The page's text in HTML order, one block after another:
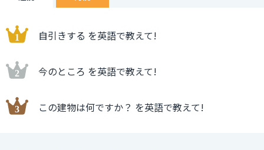
自引きする を英語で教えて!
今のところ を英語で教えて!
この建物は何ですか？ を英語で教えて!